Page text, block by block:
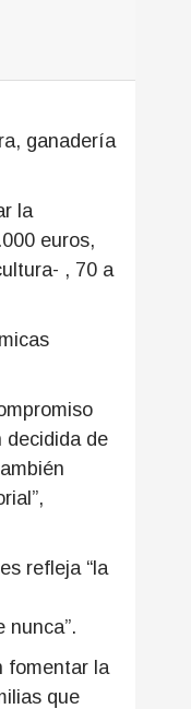
ganadería
la
euros,
, 70 a
decidida de
refleja “la
nunca”.
fomentar la
que